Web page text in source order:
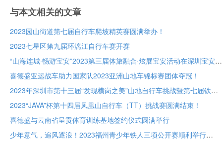
与本文相关的文章
2023园山街道第七届自行车爬坡精英赛圆满举办！
2023七星区第九届环漓江自行车赛开赛
“山海连城·畅游宝安”2023第三届体旅融合·炫展宝安活动在深圳宝安成功举办
喜德盛亚运战车助力国家队2023亚洲山地车锦标赛团体夺冠！
2023年深圳市第十三届“发现横岗之美”山地自行车挑战暨第七届铁人两项接力赛圆满成功
2023“JAVA”杯第十四届凤凰山自行车（TT）挑战赛圆满结束！
喜德盛与云南省呈贡体育训练基地签约仪式圆满举行
少年意气，追风逐浪！2023福州青少年铁人三项公开赛顺利举行